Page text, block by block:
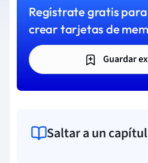
Regístrate gratis
crear tarjetas de
Guardar
Saltar a un